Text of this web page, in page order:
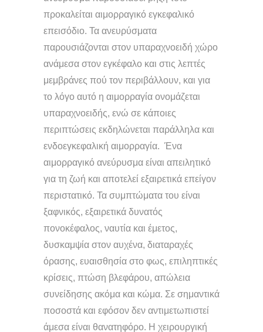
προκαλείται αιμορραγικό εγκεφαλικό
επεισόδιο. Τα ανευρύσματα
παρουσιάζονται στον υπαραχνοειδή χώρο
ανάμεσα στον εγκέφαλο και στις λεπτές
μεμβράνες πού τον περιβάλλουν, και για
το λόγο αυτό η αιμορραγία ονομάζεται
υπαραχνοειδής, ενώ σε κάποιες
περιπτώσεις εκδηλώνεται παράλληλα και
ενδοεγκεφαλική αιμορραγία. Ένα
αιμορραγικό ανεύρυσμα είναι απειλητικό
για τη ζωή και αποτελεί εξαιρετικά επείγον
περιστατικό. Τα συμπτώματα του είναι
ξαφνικός, εξαιρετικά δυνατός
πονοκέφαλος, ναυτία και έμετος,
δυσκαμψία στον αυχένα, διαταραχές
όρασης, ευαισθησία στο φως, επιληπτικές
κρίσεις, πτώση βλεφάρου, απώλεια
συνείδησης ακόμα και κώμα. Σε σημαντικά
ποσοστά και εφόσον δεν αντιμετωπιστεί
άμεσα είναι θανατηφόρο. Η χειρουργική